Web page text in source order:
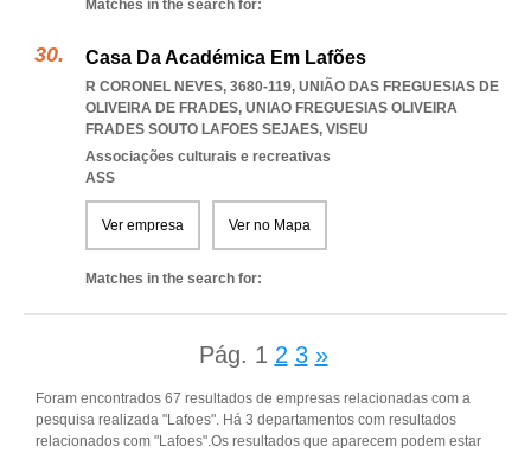
Matches in the search for:
Casa Da Académica Em Lafões
R CORONEL NEVES, 3680-119, UNIÃO DAS FREGUESIAS DE
OLIVEIRA DE FRADES, UNIAO FREGUESIAS OLIVEIRA
FRADES SOUTO LAFOES SEJAES, VISEU
Associações culturais e recreativas
ASS
Ver empresa Ver no Mapa
Matches in the search for:
Pág. 1 2 3 »
Foram encontrados 67 resultados de empresas relacionadas com a
pesquisa realizada "Lafoes". Há 3 departamentos com resultados
relacionados com "Lafoes".Os resultados que aparecem podem estar